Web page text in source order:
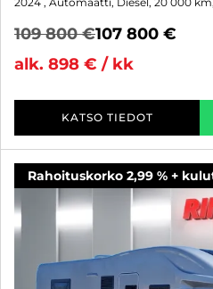
109 800 €107 800 €
alk. 898 € / kk
KATSO TIEDOT
Rahoituskorko 2,99 % +